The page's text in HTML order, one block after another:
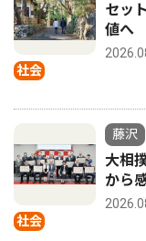
社会
セッ
値へ
社会
藤沢
大相
から